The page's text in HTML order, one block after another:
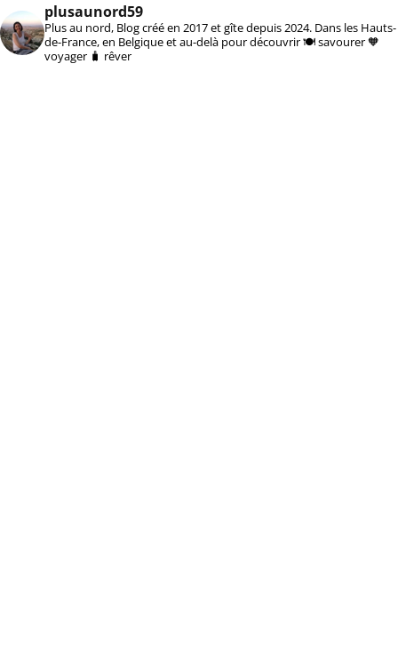
plusaunord59
Plus au nord, Blog créé en 2017 et gîte depuis 2024. Dans les Hauts-
de-France, en Belgique et au-delà pour découvrir 🍽️ savourer 🧡
voyager 🧳 rêver